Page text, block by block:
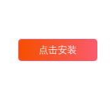
点击安装